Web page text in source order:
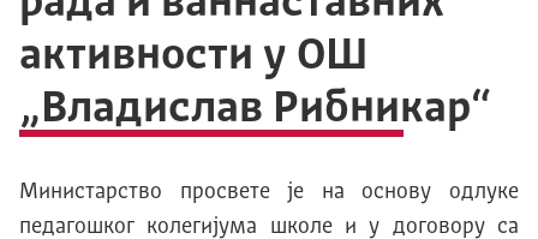
активности у ОШ
„Владислав Рибникар“
Министарство просвете је на основу одлуке
педагошког колегијума школе и у договору са